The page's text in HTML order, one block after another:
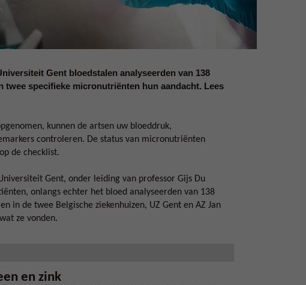
Gent bloedstalen analyseerden van 138
twee specifieke micronutriënten hun aandacht. Lees
kunnen de artsen uw bloeddruk,
controleren. De status van micronutriënten
de checklist.
Gent, onder leiding van professor Gijs Du
onlangs echter het bloed analyseerden van 138
in de twee Belgische ziekenhuizen, UZ Gent en AZ Jan
ze vonden.
en zink